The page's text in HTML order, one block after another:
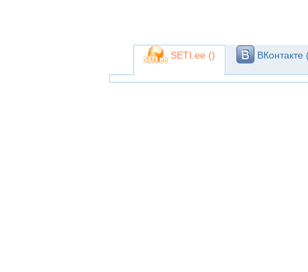
SETI.ee () ВКонтакте